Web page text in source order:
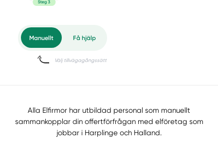
Alla Elfirmor har utbildad personal som manuellt
sammankopplar din offertförfrågan med elföretag som
jobbar i Harplinge och Halland.